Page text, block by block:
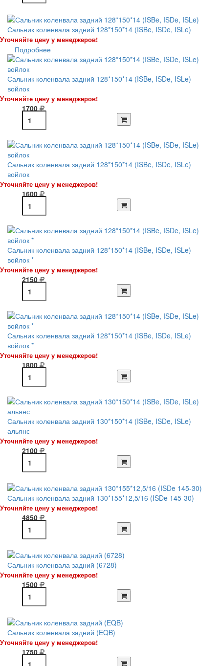
Сальник коленвала задний 128*150*14 (ISBe, ISDe, ISLe)
Уточняйте цену у менеджеров!
Подробнее
Сальник коленвала задний 128*150*14 (ISBe, ISDe, ISLe)
войлок
Уточняйте цену у менеджеров!
1700
Сальник коленвала задний 128*150*14 (ISBe, ISDe, ISLe)
войлок
Уточняйте цену у менеджеров!
1600
Сальник коленвала задний 128*150*14 (ISBe, ISDe, ISLe)
войлок *
Уточняйте цену у менеджеров!
2150
Сальник коленвала задний 128*150*14 (ISBe, ISDe, ISLe)
войлок *
Уточняйте цену у менеджеров!
1800
Сальник коленвала задний 130*150*14 (ISBe, ISDe, ISLe)
альянс
Уточняйте цену у менеджеров!
2100
Сальник коленвала задний 130*155*12,5/16 (ISDe 145-30)
Уточняйте цену у менеджеров!
4850
Сальник коленвала задний (6728)
Уточняйте цену у менеджеров!
1500
Сальник коленвала задний (EQB)
Уточняйте цену у менеджеров!
1750